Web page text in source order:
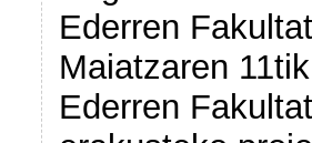
Ederren
Maiatzaren
Ederren